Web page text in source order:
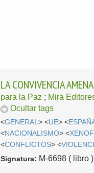
LA CONVIVENCIA
para la Paz ; Mira
Ocultar tags
<GENERAL> <UE> <
<NACIONALISMO> <
<CONFLICTOS> <
Signatura: M-6698 ( libro )